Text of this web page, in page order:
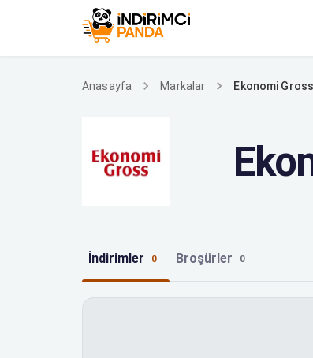
Anasayfa Markalar Ekonomi Gross
İndirimler 0 Broşürler 0
Ekonomi Gross indirimleri